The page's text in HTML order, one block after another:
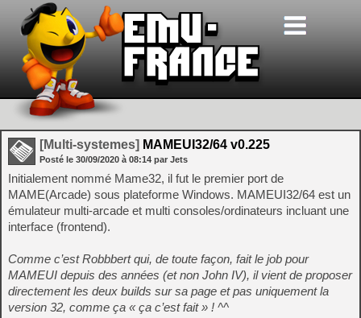
[Multi-systemes] MAMEUI32/64 v0.225
Posté le 30/09/2020 à 08:14 par Jets
Initialement nommé Mame32, il fut le premier port de
MAME(Arcade) sous plateforme Windows. MAMEUI32/64 est un
émulateur multi-arcade et multi consoles/ordinateurs incluant une
interface (frontend).
Comme c’est Robbbert qui, de toute façon, fait le job pour
MAMEUI depuis des années (et non John IV), il vient de proposer
directement les deux builds sur sa page et pas uniquement la
version 32, comme ça « ça c’est fait » ! ^^